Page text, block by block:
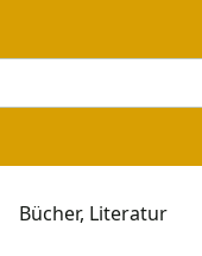
Bücher, Literatur